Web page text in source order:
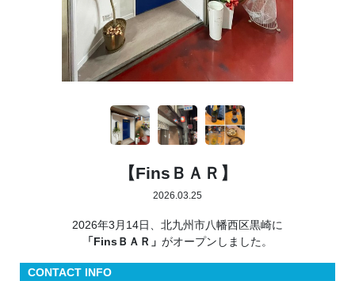
【FinsＢＡＲ】
2026.03.25
2026年3月14日、北九州市八幡西区黒崎に
「FinsＢＡＲ」 がオープンしました。
CONTACT INFO